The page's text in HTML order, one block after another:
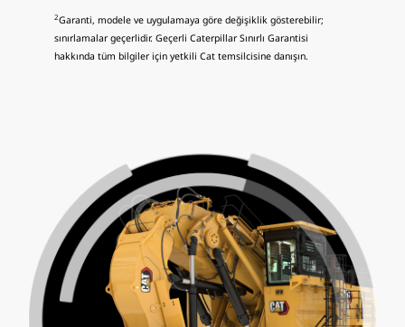
2Garanti, modele ve uygulamaya göre değişiklik gösterebilir;
sınırlamalar geçerlidir. Geçerli Caterpillar Sınırlı Garantisi
hakkında tüm bilgiler için yetkili Cat temsilcisine danışın.